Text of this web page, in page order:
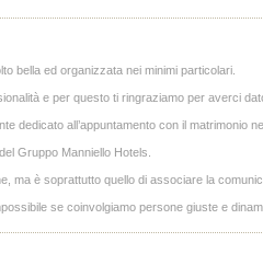
bella ed organizzata nei minimi particolari.
e per questo ti ringraziamo per averci
dedicato all’appuntamento con il matrimonio
Gruppo Manniello Hotels.
ma è soprattutto quello di associare la
se coinvolgiamo persone giuste e